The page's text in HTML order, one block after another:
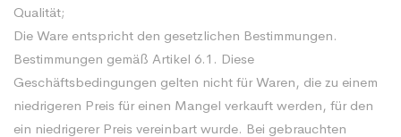
Qualität;
Die Ware entspricht den gesetzlichen Bestimmungen.
Bestimmungen gemäß Artikel 6.1. Diese
Geschäftsbedingungen gelten nicht für Waren, die zu einem
niedrigeren Preis für einen Mangel verkauft werden, für den
ein niedrigerer Preis vereinbart wurde. Bei gebrauchten